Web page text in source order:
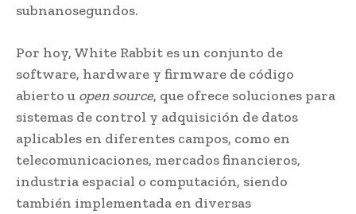
subnanosegundos.
Por hoy, White Rabbit es un conjunto de
software, hardware y firmware de código
abierto u open source, que ofrece soluciones para
sistemas de control y adquisición de datos
aplicables en diferentes campos, como en
telecomunicaciones, mercados financieros,
industria espacial o computación, siendo
también implementada en diversas